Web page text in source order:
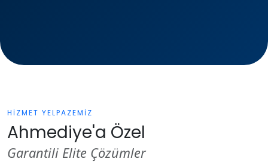
HİZMET YELPAZEMİZ
Ahmediye'a Özel
Garantili Elite Çözümler